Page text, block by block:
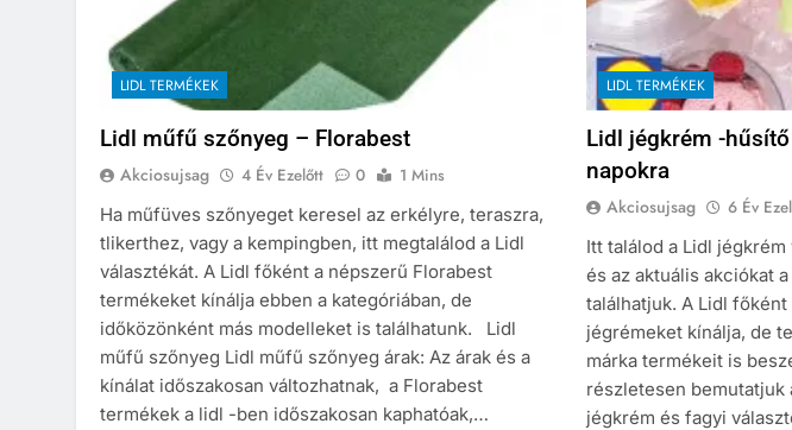
LIDL TERMÉKEK
Lidl műfű szőnyeg – Florabest
Akciosujsag 4 Év Ezelőtt 0
1 Mins
Ha műfüves szőnyeget keresel az erkélyre, teraszra,
tlikerthez, vagy a kempingben, itt megtalálod a Lidl
választékát. A Lidl főként a népszerű Florabest
termékeket kínálja ebben a kategóriában, de
időközönként más modelleket is találhatunk. Lidl
műfű szőnyeg Lidl műfű szőnyeg árak: Az árak és a
kínálat időszakosan változhatnak, a Florabest
termékek a lidl -ben időszakosan kaphatóak,…
LIDL TERMÉKEK
Lidl jégkrém -
napokra
Akciosujsag 6 Év
Itt találod a Lidl
és az aktuális akciókat
találhatjuk. A Lidl főként
jégrémeket kínálja, de
márka termékeit is
részletesen
jégkrém és fagyi